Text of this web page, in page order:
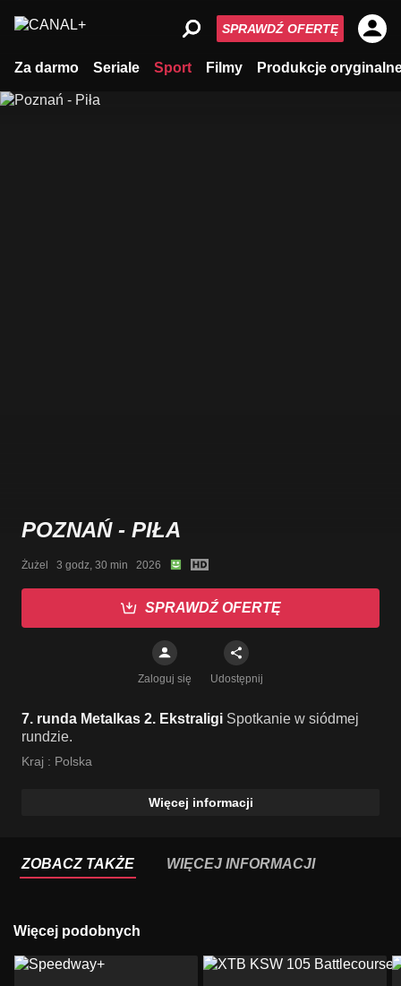
Za darmo Seriale Sport Filmy Produkcje
SPRAWDŹ OFERTĘ
POZNAŃ - PIŁA
Żużel   3 godz, 30 min   2026
SPRAWDŹ OFERTĘ
Zaloguj się Udostępnij
7. runda Metalkas 2. Ekstraligi Spotkanie w siódmej
rundzie.
Kraj : Polska
Więcej informacji
ZOBACZ TAKŻE WIĘCEJ INFORMACJI
Więcej podobnych